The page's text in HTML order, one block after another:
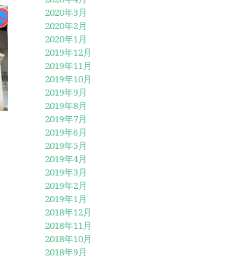
2020年3月
2020年2月
2020年1月
2019年12月
2019年11月
2019年10月
2019年9月
2019年8月
2019年7月
2019年6月
2019年5月
2019年4月
2019年3月
2019年2月
2019年1月
2018年12月
2018年11月
2018年10月
2018年9月